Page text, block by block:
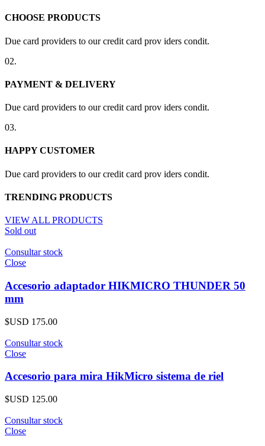
CHOOSE PRODUCTS
Due card providers to our credit card prov iders condit.
02.
PAYMENT & DELIVERY
Due card providers to our credit card prov iders condit.
03.
HAPPY CUSTOMER
Due card providers to our credit card prov iders condit.
TRENDING PRODUCTS
VIEW ALL PRODUCTS
Sold out
Consultar stock
Close
Accesorio adaptador HIKMICRO THUNDER 50
mm
$USD 175.00
Consultar stock
Close
Accesorio para mira HikMicro sistema de riel
$USD 125.00
Consultar stock
Close